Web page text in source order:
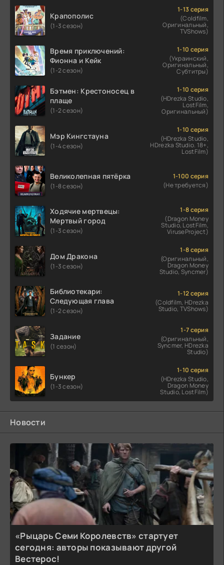
Крапополис
(1-3 сезон)
1-13 серия
(Coldfilm,
Оригинальный,
TVShows)
Время приключений:
Фионна и Кейк
(1-2 сезон)
1-10 серия
(Украинский,
Оригинальный,
Субтитры)
Бэтмен: Крестоносец в
плаще
(1-2 сезон)
1-10 серия
(HDrezka Studio,
LostFilm,
Оригинальный)
Мэр Кингстауна
(1-4 сезон)
1-10 серия
(HDrezka Studio,
HDrezka Studio. 18+,
LostFilm)
Великолепная пятёрка
(1-8 сезон)
1-100 серия
(Не требуется)
Ходячие мертвецы:
Мертвый город
(1-3 сезон)
1-8 серия
(Dragon Money
Studio, LostFilm,
ViruseProject)
Дом Дракона
(1-3 сезон)
1-8 серия
(Оригинальный,
Dragon Money
Studio, Syncmer)
Библиотекари:
Следующая глава
(1-2 сезон)
1-12 серия
(Coldfilm, HDrezka
Studio, TVShows)
Задание
(1 сезон)
1-7 серия
(Оригинальный,
Syncmer, HDrezka
Studio)
Бункер
(1-3 сезон)
1-10 серия
(HDrezka Studio,
Dragon Money
Studio, LostFilm)
Новости
«Рыцарь Семи Королевств» стартует
сегодня: авторы показывают другой
Вестерос!